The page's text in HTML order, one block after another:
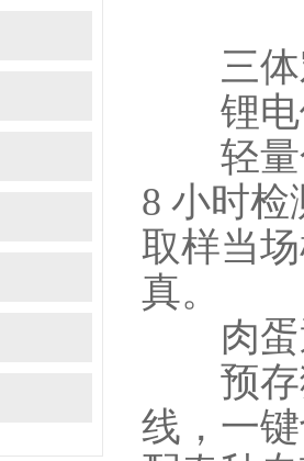
三体
锂电便
轻量化
8 小时
取样当
真。
肉蛋通
预存猪
线，一